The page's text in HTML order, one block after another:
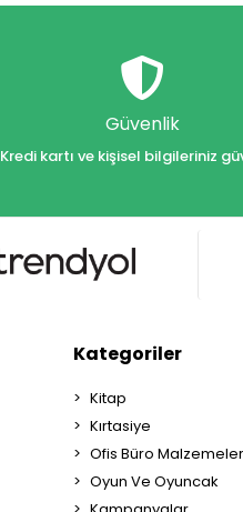
Güvenlik
Kredi kartı ve kişisel bilgileriniz
Kategoriler
Kitap
Kırtasiye
Ofis Büro
Oyun Ve Oyuncak